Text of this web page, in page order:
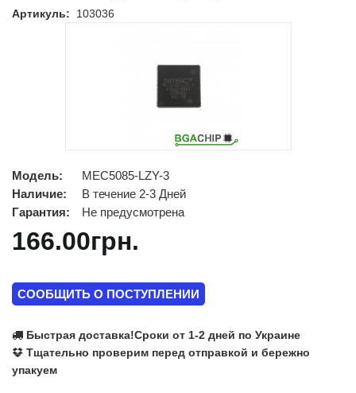
Артикуль: 103036
Модель:
MEC5085-LZY-3
Наличие:
В течение 2-3 Дней
Гарантия:
Не предусмотрена
166.00грн.
СООБЩИТЬ О ПОСТУПЛЕНИИ
Быстрая доставка!Сроки от 1-2 дней по Украине
Тщательно проверим перед отправкой и бережно
упакуем